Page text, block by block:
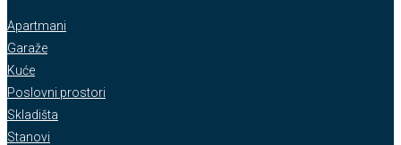
Apartmani
Garaže
Kuće
Poslovni prostori
Skladišta
Stanovi